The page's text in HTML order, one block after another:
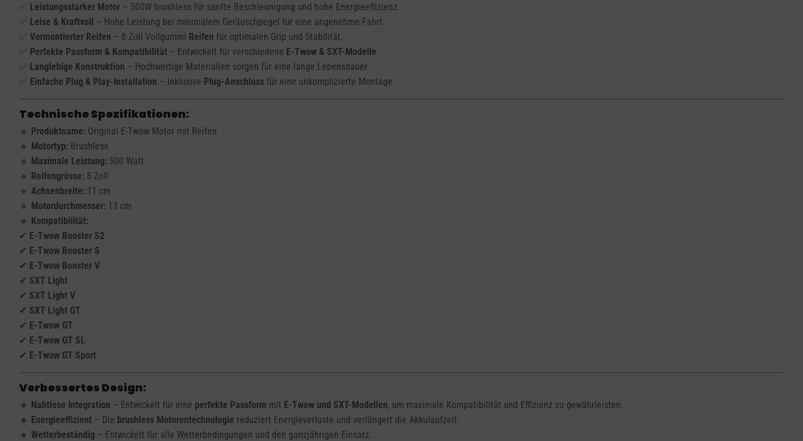
✅ Leistungsstarker Motor – 500W brushless für sanfte Beschleunigung und hohe Energieeffizienz.
✅ Leise & Kraftvoll – Hohe Leistung bei minimalem Geräuschpegel für eine angenehme Fahrt.
✅ Vormontierter Reifen – 8 Zoll Vollgummi Reifen für optimalen Grip und Stabilität.
✅ Perfekte Passform & Kompatibilität – Entwickelt für verschiedene E-Twow & SXT-Modelle.
✅ Langlebige Konstruktion – Hochwertige Materialien sorgen für eine lange Lebensdauer.
✅ Einfache Plug & Play-Installation – Inklusive Plug-Anschluss für eine unkomplizierte Montage.
Technische Spezifikationen:
🔹 Produktname: Original E-Twow Motor mit Reifen
🔹 Motortyp: Brushless
🔹 Maximale Leistung: 500 Watt
🔹 Reifengrösse: 8 Zoll
🔹 Achsenbreite: 11 cm
🔹 Motordurchmesser: 13 cm
🔹 Kompatibilität:
✔ E-Twow Booster S2
✔ E-Twow Booster S
✔ E-Twow Booster V
✔ SXT Light
✔ SXT Light V
✔ SXT Light GT
✔ E-Twow GT
✔ E-Twow GT SL
✔ E-Twow GT Sport
Verbessertes Design:
🔸 Nahtlose Integration – Entwickelt für eine perfekte Passform mit E-Twow und SXT-Modellen, um maximale Kompatibilität und Effizienz zu gewährleisten.
🔸 Energieeffizient – Die brushless Motorentechnologie reduziert Energieverluste und verlängert die Akkulaufzeit.
🔸 Wetterbeständig – Entwickelt für alle Wetterbedingungen und den ganzjährigen Einsatz.